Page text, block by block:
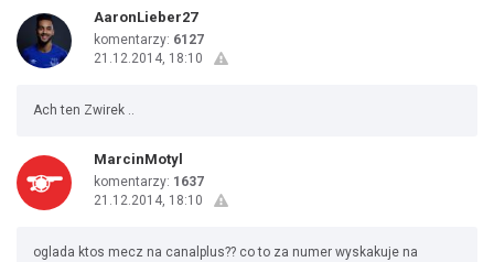
AaronLieber27
komentarzy: 6127
21.12.2014, 18:10
Ach ten Zwirek ..
MarcinMotyl
komentarzy: 1637
21.12.2014, 18:10
oglada ktos mecz na canalplus?? co to za numer wyskakuje na